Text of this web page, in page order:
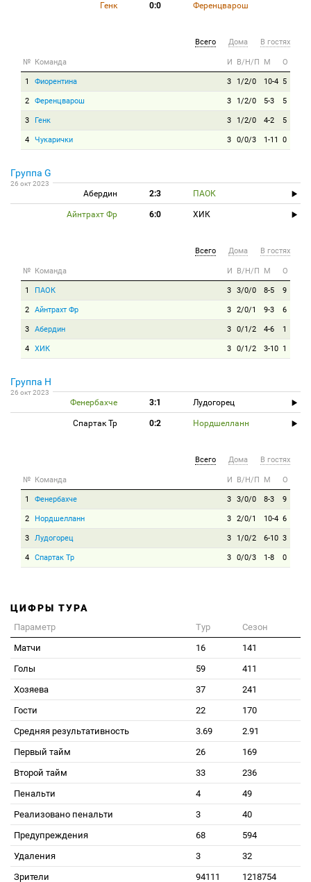
Генк 0:0 Ференцварош
Всего Дома В гостях
№ Команда И В/Н/П М О
1 Фиорентина 3 1/2/0 10-4 5
2 Ференцварош 3 1/2/0 5-3 5
3 Генк 3 1/2/0 4-2 5
4 Чукарички 3 0/0/3 1-11 0
Группа G
26 окт 2023
Абердин 2:3 ПАОК
Айнтрахт Фр 6:0 ХИК
Всего Дома В гостях
№ Команда И В/Н/П М О
1 ПАОК 3 3/0/0 8-5 9
2 Айнтрахт Фр 3 2/0/1 9-3 6
3 Абердин 3 0/1/2 4-6 1
4 ХИК 3 0/1/2 3-10 1
Группа H
26 окт 2023
Фенербахче 3:1 Лудогорец
Спартак Тр 0:2 Нордшелланн
Всего Дома В гостях
№ Команда И В/Н/П М О
1 Фенербахче 3 3/0/0 8-3 9
2 Нордшелланн 3 2/0/1 10-4 6
3 Лудогорец 3 1/0/2 6-10 3
4 Спартак Тр 3 0/0/3 1-8 0
ЦИФРЫ ТУРА
Параметр Тур
Сезон
Матчи
16
141
Голы
59
411
Хозяева
37
241
Гости
22
170
Средняя результативность
3.69
2.91
Первый тайм
26
169
Второй тайм
33
236
Пенальти
4
49
Реализовано пенальти
3
40
Предупреждения
68
594
Удаления
3
32
Зрители
94111 1218754